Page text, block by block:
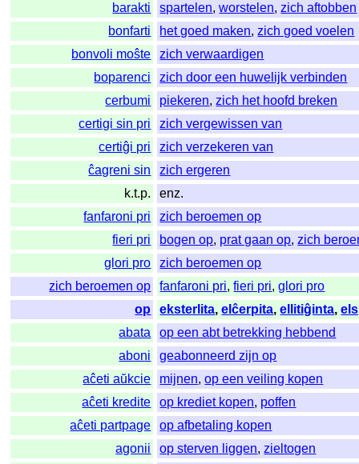
barakti
spartelen,worstelen,zich aftobben
bonfarti
het goed maken,zich goed voelen
bonvoli moŝte
zich verwaardigen
boparenci
zich door een huwelijk verbinden
cerbumi
piekeren,zich het hoofd breken
certigi sin pri
zich vergewissen van
certiĝi pri
zich verzekeren van
ĉagreni sin
zich ergeren
k.t.p.
enz.
fanfaroni pri
zich beroemen op
fieri pri
bogen op, prat gaan op,zich
glori pro
zich beroemen op
zich beroemen op
fanfaroni pri,fieri pri,glori pro
op
eksterlita,elĉerpita,ellitiĝinta,
abata
op een abt betrekking hebbend
aboni
geabonneerd zijn op
aĉeti aŭkcie
mijnen,op een veiling kopen
aĉeti kredite
op krediet kopen, poffen
aĉeti partpage
op afbetaling kopen
agonii
op sterven liggen,zieltogen